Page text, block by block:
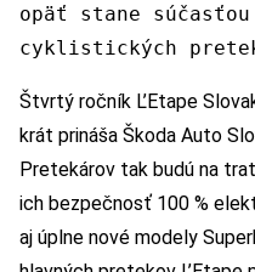
opäť stane súčasťou
cyklistických
Štvrtý ročník L’Etape
krát prináša Škoda Auto
Pretekárov tak budú na
ich bezpečnosť 100 %
aj úplne nové modely